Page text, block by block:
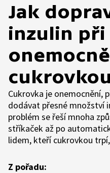
Jak
inzulin při
cukrovkou
Cukrovka je onemocnění,
dodávat přesné množství
problém se řeší mnoha
stříkaček až po
lidem, kteří cukrovkou
Z pořadu: